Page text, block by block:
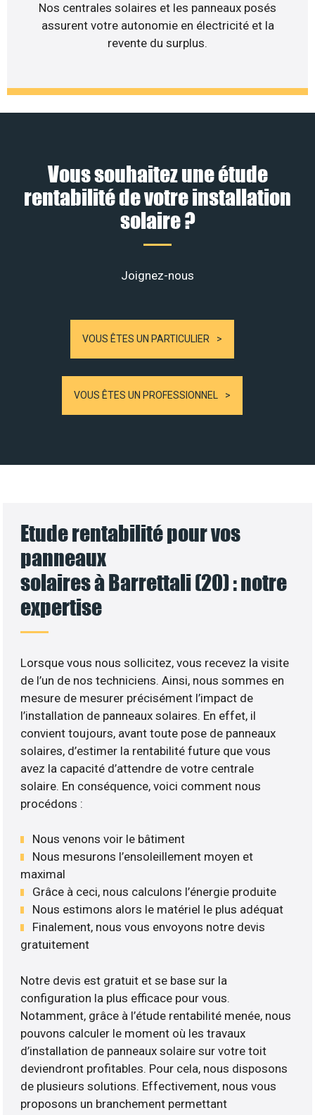
Nos centrales solaires et les panneaux posés
assurent votre autonomie en électricité et la
revente du surplus.
Vous souhaitez une étude
rentabilité de votre installation
solaire ?
Joignez-nous
VOUS ÊTES UN PARTICULIER
VOUS ÊTES UN PROFESSIONNEL
Etude rentabilité pour vos
panneaux
solaires à Barrettali (20) : notre
expertise
Lorsque vous nous sollicitez, vous recevez la visite
de l’un de nos techniciens. Ainsi, nous sommes en
mesure de mesurer précisément l’impact de
l’installation de panneaux solaires. En effet, il
convient toujours, avant toute pose de panneaux
solaires, d’estimer la rentabilité future que vous
avez la capacité d’attendre de votre centrale
solaire. En conséquence, voici comment nous
procédons :
Nous venons voir le bâtiment
Nous mesurons l’ensoleillement moyen et
maximal
Grâce à ceci, nous calculons l’énergie produite
Nous estimons alors le matériel le plus adéquat
Finalement, nous vous envoyons notre devis
gratuitement
Notre devis est gratuit et se base sur la
configuration la plus efficace pour vous.
Notamment, grâce à l’étude rentabilité menée, nous
pouvons calculer le moment où les travaux
d’installation de panneaux solaire sur votre toit
deviendront profitables. Pour cela, nous disposons
de plusieurs solutions. Effectivement, nous vous
proposons un branchement permettant